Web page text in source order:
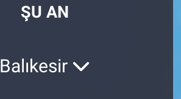
ŞU AN
Balıkesir